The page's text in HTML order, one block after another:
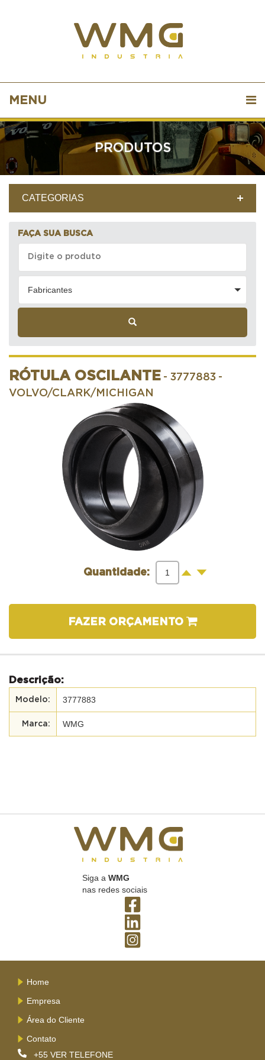
MENU
PRODUTOS
CATEGORIAS
FAÇA SUA BUSCA
Fabricantes
RÓTULA OSCILANTE - 3777883 -
VOLVO/CLARK/MICHIGAN
Quantidade: + -
FAZER ORÇAMENTO
Descrição:
3777883
WMG
Siga a WMG
nas redes sociais
Home
Empresa
Área do Cliente
Contato
+55 VER TELEFONE